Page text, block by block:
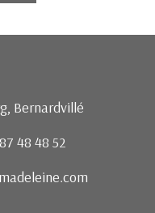
Bernardvillé
48 48 52